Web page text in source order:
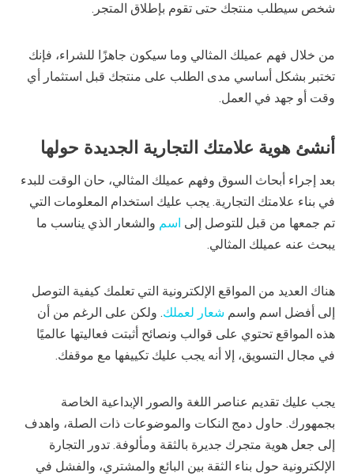
شخص سيطلب منتجك حتى تقوم بإطلاق المتجر.
من خلال فهم عميلك المثالي وما سيكون جاهزًا للشراء، فإنك
تختبر بشكل أساسي مدى الطلب على منتجك قبل استثمار أي
وقت أو جهد في العمل.
أنشئ هوية علامتك التجارية الجديدة حولها
بعد إجراء أبحاث السوق وفهم عميلك المثالي، حان الوقت للبدء
في بناء علامتك التجارية. يجب عليك استخدام المعلومات التي
تم جمعها من قبل للتوصل إلى اسم والشعار الذي يناسب ما
يبحث عنه عميلك المثالي.
هناك العديد من المواقع الإلكترونية التي تعلمك كيفية التوصل
إلى أفضل اسم واسم شعار لعملك. ولكن على الرغم من أن
هذه المواقع تحتوي على قوالب ونصائح أثبتت فعاليتها عالميًا
في مجال التسويق، إلا أنه يجب عليك تكييفها مع موقفك.
يجب عليك تقديم عناصر اللغة والصور الإبداعية الخاصة
بجمهورك. حاول دمج النكات والموضوعات ذات الصلة، واهدف
إلى جعل هوية متجرك جديرة بالثقة ومألوفة. تدور التجارة
الإلكترونية حول بناء الثقة بين البائع والمشتري، والفشل في